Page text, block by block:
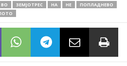
ВО ЗЕМЈОТРЕС НА НЕ
ПОПЛАДНЕВО